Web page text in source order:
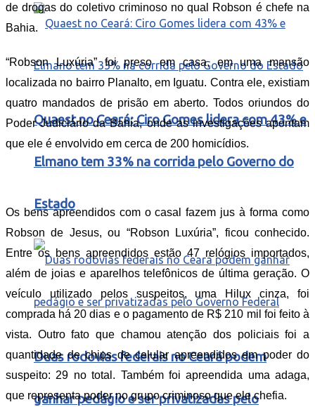
Quaest no Ceará: Ciro Gomes lidera com 43% e
Elmano tem 33% na corrida pelo Governo do
Estado
Duas rodovias federais no Ceará podem
ganhar pedágio e ser privatizadas pelo
de drogas do coletivo criminoso no qual Robson é chefe na
Bahia.
“Robson Luxúria” foi preso em casa, em uma mansão
localizada no bairro Planalto, em Iguatu. Contra ele, existiam
quatro mandados de prisão em aberto. Todos oriundos do
Poder Judiciário da Bahia, onde as investigações apontam
que ele é envolvido em cerca de 200 homicídios.
Os bens apreendidos com o casal fazem jus à forma como
Robson de Jesus, ou “Robson Luxúria”, ficou conhecido.
Entre os bens apreendidos estão 47 relógios importados,
além de joias e aparelhos telefônicos de última geração. O
veículo utilizado pelos suspeitos, uma Hilux cinza, foi
comprada há 20 dias e o pagamento de R$ 210 mil foi feito à
vista. Outro fato que chamou atenção dos policiais foi a
quantidade de chips de celular apreendidos em poder do
suspeito: 29 no total. Também foi apreendida uma adaga,
que representa poder no grupo criminoso que ele chefia.